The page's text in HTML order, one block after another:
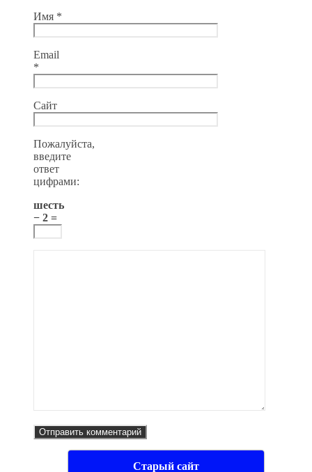
Имя *
Email
*
Сайт
Пожалуйста,
введите
ответ
цифрами:
шесть
− 2 =
Старый сайт